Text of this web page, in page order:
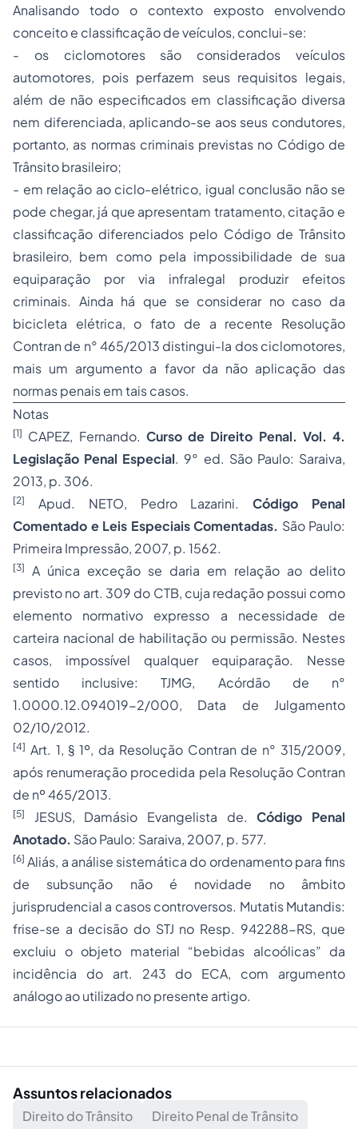
Analisando todo o contexto exposto envolvendo
conceito e classificação de veículos, conclui-se:
- os ciclomotores são considerados veículos
automotores, pois perfazem seus requisitos legais,
além de não especificados em classificação diversa
nem diferenciada, aplicando-se aos seus condutores,
portanto, as normas criminais previstas no Código de
Trânsito brasileiro;
- em relação ao ciclo-elétrico, igual conclusão não se
pode chegar, já que apresentam tratamento, citação e
classificação diferenciados pelo Código de Trânsito
brasileiro, bem como pela impossibilidade de sua
equiparação por via infralegal produzir efeitos
criminais. Ainda há que se considerar no caso da
bicicleta elétrica, o fato de a recente Resolução
Contran de n° 465/2013 distingui-la dos ciclomotores,
mais um argumento a favor da não aplicação das
normas penais em tais casos.
Notas
[1] CAPEZ, Fernando. Curso de Direito Penal. Vol. 4.
Legislação Penal Especial. 9° ed. São Paulo: Saraiva,
2013, p. 306.
[2] Apud. NETO, Pedro Lazarini.Código Penal
Comentado e Leis Especiais Comentadas. São Paulo:
Primeira Impressão, 2007, p. 1562.
[3]
A única exceção se daria em relação ao delito
previsto no art. 309 do CTB, cuja redação possui como
elemento normativo expresso a necessidade de
carteira nacional de habilitação ou permissão. Nestes
casos, impossível qualquer equiparação. Nesse
sentido inclusive: TJMG, Acórdão de n°
1.0000.12.094019-2/000, Data de Julgamento
02/10/2012.
[4] Art. 1, § 1º, da Resolução Contran de n° 315/2009,
após renumeração procedida pela Resolução Contran
de nº 465/2013.
[5] JESUS, Damásio Evangelista de.Código Penal
Anotado. São Paulo: Saraiva, 2007, p. 577.
[6] Aliás, a análise sistemática do ordenamento para fins
de subsunção não é novidade no âmbito
jurisprudencial a casos controversos. Mutatis Mutandis:
frise-se a decisão do STJ no Resp. 942288-RS, que
excluiu o objeto material “bebidas alcoólicas” da
incidência do art. 243 do ECA, com argumento
análogo ao utilizado no presente artigo.
Assuntos relacionados
Direito do Trânsito Direito Penal de Trânsito